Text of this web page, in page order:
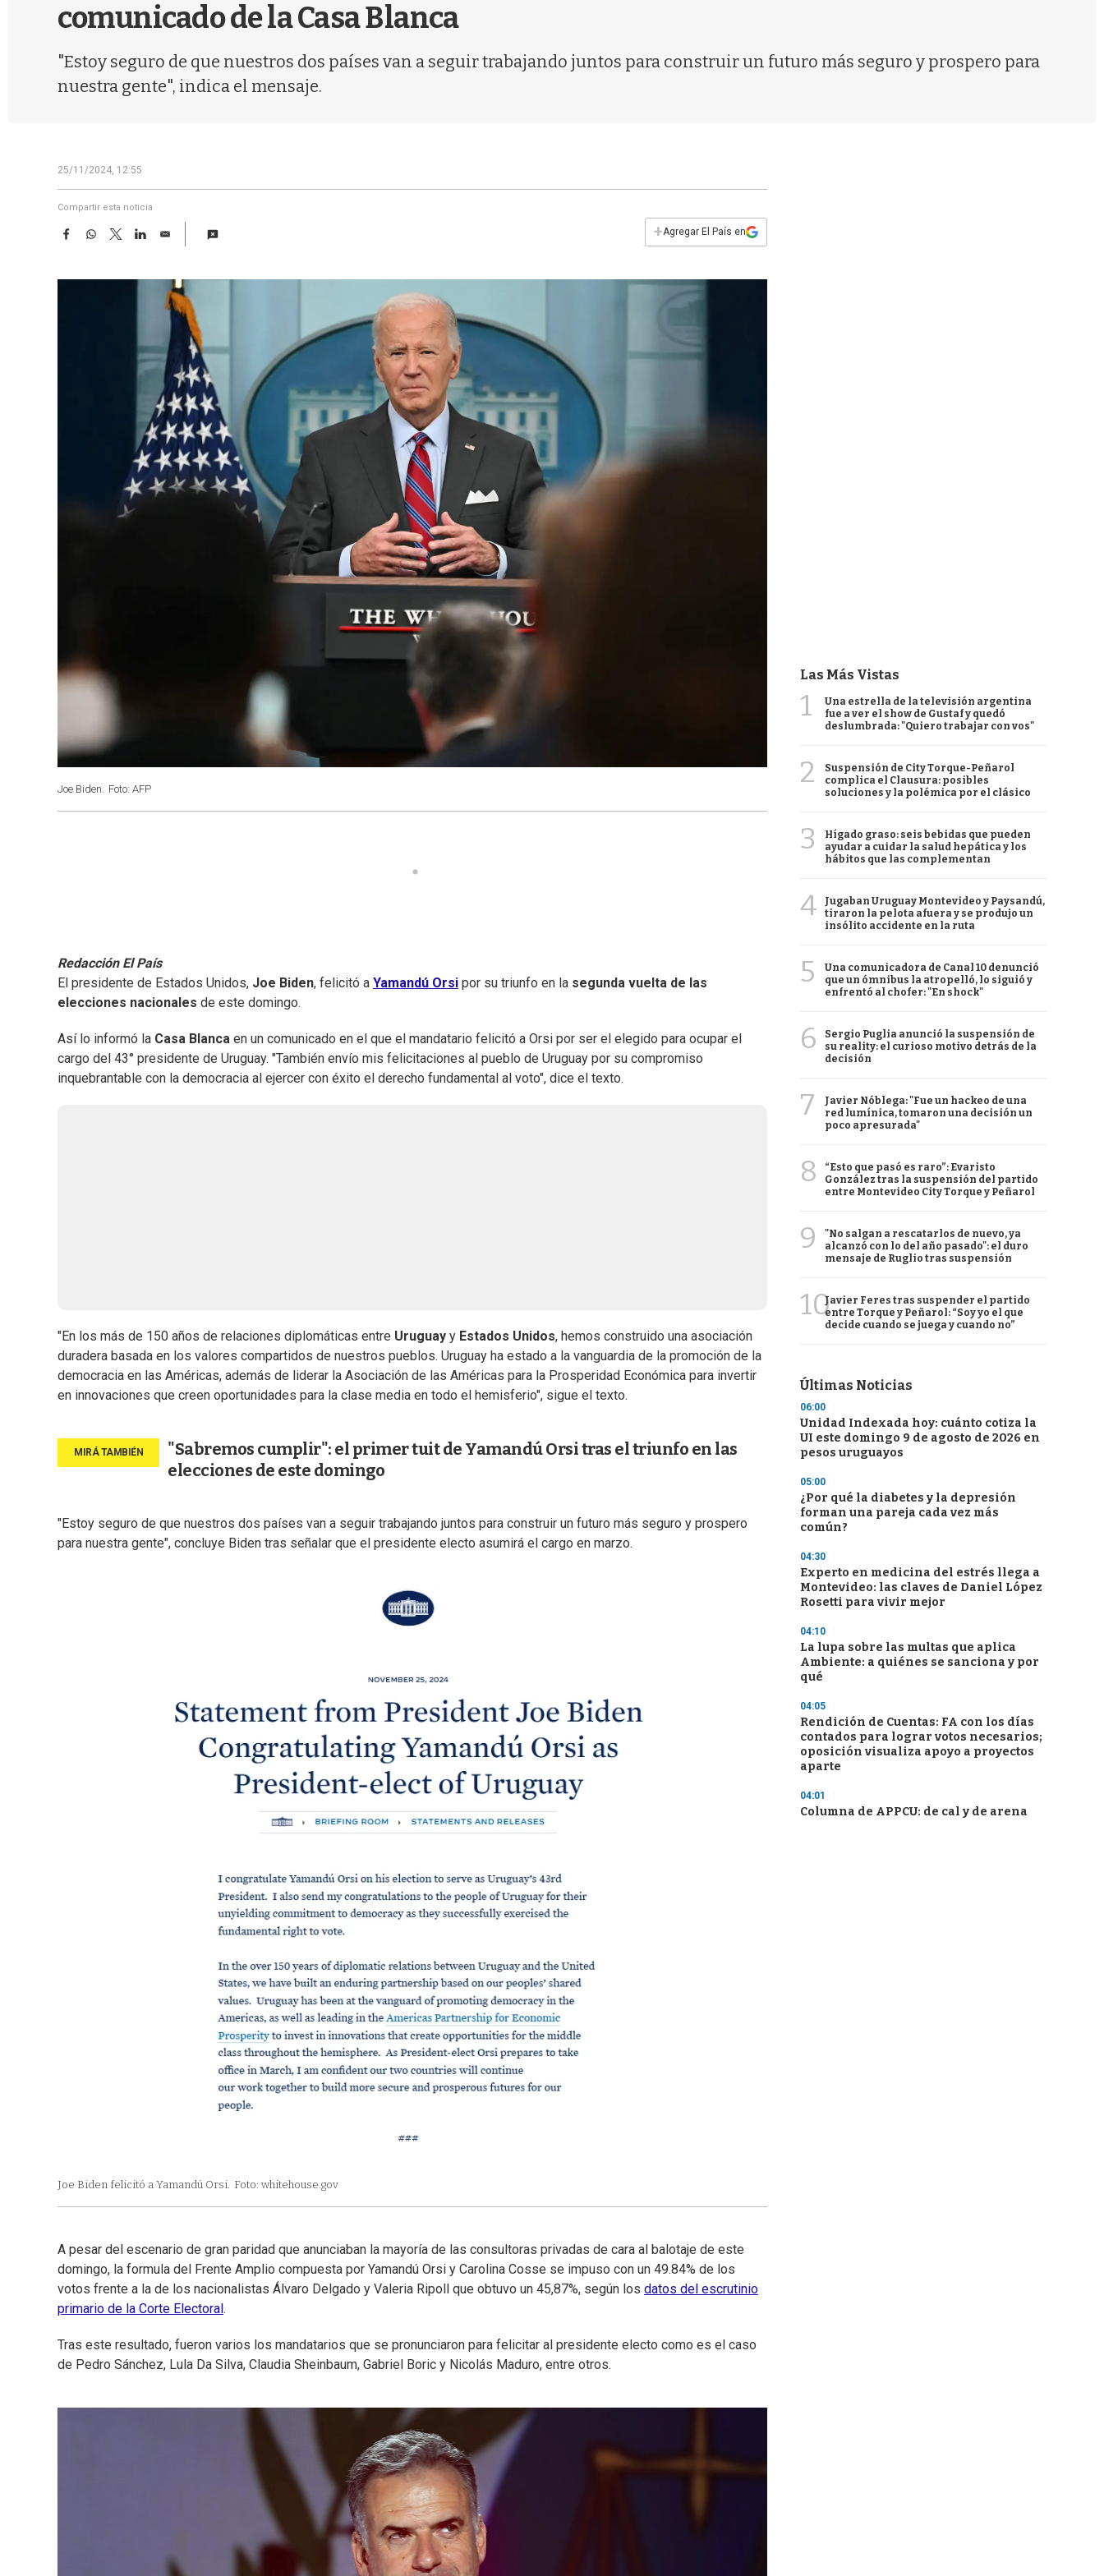
comunicado de la Casa Blanca
"Estoy seguro de que nuestros dos países van a seguir trabajando juntos para construir un futuro más seguro y prospero para
nuestra gente", indica el mensaje.
25/11/2024, 12:55
Compartir esta noticia
F
e
W
t
T
w
t
L
k
n
E
i
l
+Agregar El País en
Joe Biden. Foto: AFP
Redacción El País
El presidente de Estados Unidos, Joe Biden, felicitó a Yamandú Orsi por su triunfo en la segunda vuelta de las
elecciones nacionales de este domingo.
Así lo informó la Casa Blanca en un comunicado en el que el mandatario felicitó a Orsi por ser el elegido para ocupar el
cargo del 43° presidente de Uruguay. "También envío mis felicitaciones al pueblo de Uruguay por su compromiso
inquebrantable con la democracia al ejercer con éxito el derecho fundamental al voto", dice el texto.
"En los más de 150 años de relaciones diplomáticas entre Uruguay y Estados Unidos, hemos construido una asociación
duradera basada en los valores compartidos de nuestros pueblos. Uruguay ha estado a la vanguardia de la promoción de la
democracia en las Américas, además de liderar la Asociación de las Américas para la Prosperidad Económica para invertir
en innovaciones que creen oportunidades para la clase media en todo el hemisferio", sigue el texto.
"Sabremos cumplir": el primer tuit de Yamandú Orsi tras el triunfo en las
elecciones de este domingo
"Estoy seguro de que nuestros dos países van a seguir trabajando juntos para construir un futuro más seguro y prospero
para nuestra gente", concluye Biden tras señalar que el presidente electo asumirá el cargo en marzo.
Joe Biden felicitó a Yamandú Orsi. Foto: whitehouse.gov
A pesar del escenario de gran paridad que anunciaban la mayoría de las consultoras privadas de cara al balotaje de este
domingo, la formula del Frente Amplio compuesta por Yamandú Orsi y Carolina Cosse se impuso con un 49.84% de los
votos frente a la de los nacionalistas Álvaro Delgado y Valeria Ripoll que obtuvo un 45,87%, según los datos del escrutinio
primario de la Corte Electoral .
Tras este resultado, fueron varios los mandatarios que se pronunciaron para felicitar al presidente electo como es el caso
de Pedro Sánchez, Lula Da Silva, Claudia Sheinbaum, Gabriel Boric y Nicolás Maduro, entre otros.
Las Más Vistas
1
Una estrella de la televisión argentina
fue a ver el show de Gustaf y quedó
deslumbrada: "Quiero trabajar con vos"
2
Suspensión de City Torque-Peñarol
complica el Clausura: posibles
soluciones y la polémica por el clásico
3
Hígado graso: seis bebidas que pueden
ayudar a cuidar la salud hepática y los
hábitos que las complementan
4
Jugaban Uruguay Montevideo y Paysandú,
tiraron la pelota afuera y se produjo un
insólito accidente en la ruta
5
Una comunicadora de Canal 10 denunció
que un ómnibus la atropelló, lo siguió y
enfrentó al chofer: "En shock"
6
Sergio Puglia anunció la suspensión de
su reality: el curioso motivo detrás de la
decisión
7
Javier Nóblega: "Fue un hackeo de una
red lumínica, tomaron una decisión un
poco apresurada"
8
“Esto que pasó es raro”: Evaristo
González tras la suspensión del partido
entre Montevideo City Torque y Peñarol
9
"No salgan a rescatarlos de nuevo, ya
alcanzó con lo del año pasado": el duro
mensaje de Ruglio tras suspensión
10Javier Feres tras suspender el partido
entre Torque y Peñarol: “Soy yo el que
decide cuando se juega y cuando no”
Últimas Noticias
06:00
Unidad Indexada hoy: cuánto cotiza la
UI este domingo 9 de agosto de 2026 en
pesos uruguayos
05:00
¿Por qué la diabetes y la depresión
forman una pareja cada vez más
común?
04:30
Experto en medicina del estrés llega a
Montevideo: las claves de Daniel López
Rosetti para vivir mejor
04:10
La lupa sobre las multas que aplica
Ambiente: a quiénes se sanciona y por
qué
04:05
Rendición de Cuentas: FA con los días
contados para lograr votos necesarios;
oposición visualiza apoyo a proyectos
aparte
04:01
Columna de APPCU: de cal y de arena